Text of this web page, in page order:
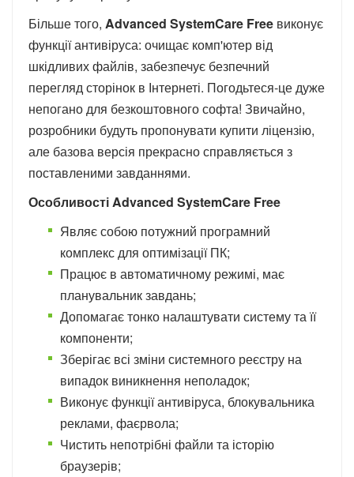
Більше того, Advanced SystemCare Free виконує
функції антивіруса: очищає комп'ютер від
шкідливих файлів, забезпечує безпечний
перегляд сторінок в Інтернеті. Погодьтеся-це дуже
непогано для безкоштовного софта! Звичайно,
розробники будуть пропонувати купити ліцензію,
але базова версія прекрасно справляється з
поставленими завданнями.
Особливості Advanced SystemCare Free
Являє собою потужний програмний
комплекс для оптимізації ПК;
Працює в автоматичному режимі, має
планувальник завдань;
Допомагає тонко налаштувати систему та її
компоненти;
Зберігає всі зміни системного реєстру на
випадок виникнення неполадок;
Виконує функції антивіруса, блокувальника
реклами, фаєрвола;
Чистить непотрібні файли та історію
браузерів;